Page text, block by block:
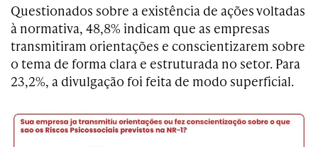
Questionados sobre a existência de ações voltadas
à normativa, 48,8% indicam que as empresas
transmitiram orientações e conscientizarem sobre
o tema de forma clara e estruturada no setor. Para
23,2%, a divulgação foi feita de modo superficial.